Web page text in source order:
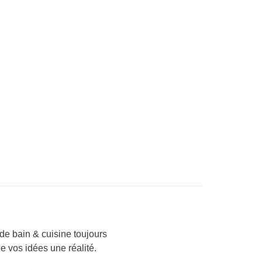
bain & cuisine toujours
vos idées une réalité.